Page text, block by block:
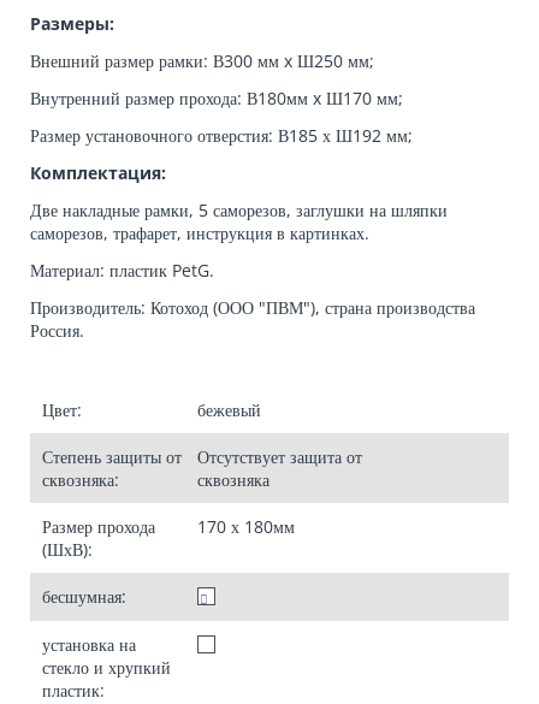
Размеры:
Внешний размер рамки: В300 мм x Ш250 мм;
Внутренний размер прохода: В180мм x Ш170 мм;
Размер установочного отверстия: В185 х Ш192 мм;
Комплектация:
Две накладные рамки, 5 саморезов, заглушки на шляпки
саморезов, трафарет, инструкция в картинках.
Материал: пластик PetG.
Производитель: Котоход (ООО "ПВМ"), страна производства
Россия.
Цвет: бежевый
Степень защиты от
сквозняка:
Отсутствует защита от
сквозняка
Размер прохода
(ШхВ):
170 х 180мм
бесшумная:
установка на
стекло и хрупкий
пластик: